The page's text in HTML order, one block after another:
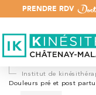
PRENDRE RDV
Institut de
Douleurs pré et post